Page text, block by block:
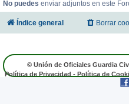
No puedes enviar adjuntos en este
Índice general Borrar
© Unión de Oficiales Guardia
Política de Privacidad - Política de